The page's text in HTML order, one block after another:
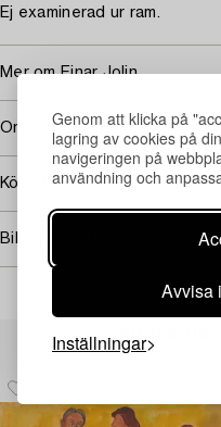
Genom att klicka på
lagring av cookies på
navigeringen på
användning och
Avvisa
Inställningar
Ej examinerad ur ram.
Mer om Einar Jolin
Omfattas av följerätt
Köpinformation
Bildrättigheter